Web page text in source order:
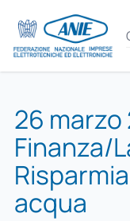
26 marzo
Finanza/
acqua